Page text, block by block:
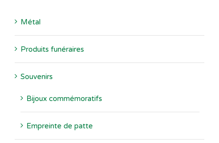
Métal
Produits funéraires
Souvenirs
Bijoux commémoratifs
Empreinte de patte